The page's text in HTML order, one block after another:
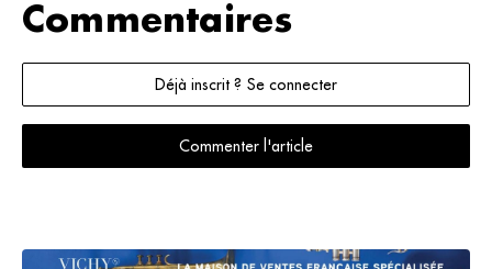
Commentaires
Déjà inscrit ? Se connecter
Commenter l'article